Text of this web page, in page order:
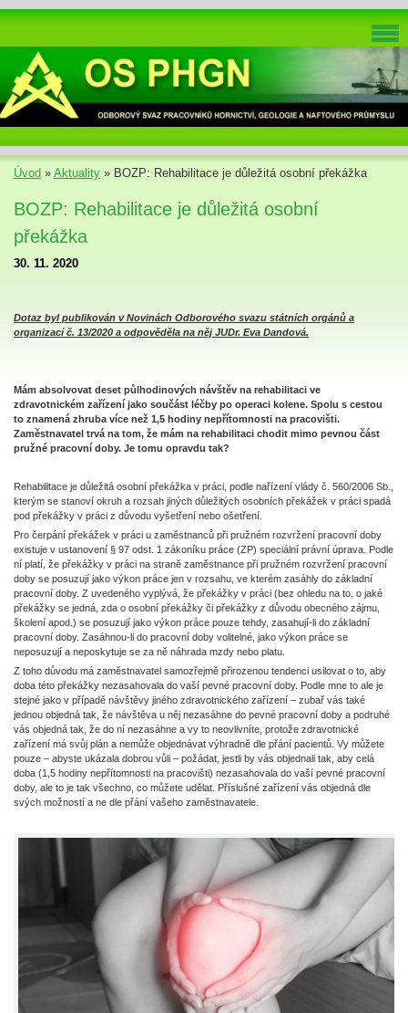
Úvod » Aktuality » BOZP: Rehabilitace je důležitá osobní překážka
BOZP: Rehabilitace je důležitá osobní
překážka
30. 11. 2020
Dotaz byl publikován v Novinách Odborového svazu státních orgánů a
organizací č. 13/2020 a odpověděla na něj JUDr. Eva Dandová.
Mám absolvovat deset půlhodinových návštěv na rehabilitaci ve
zdravotnickém zařízení jako součást léčby po operaci kolene. Spolu s cestou
to znamená zhruba více než 1,5 hodiny nepřítomnosti na pracovišti.
Zaměstnavatel trvá na tom, že mám na rehabilitaci chodit mimo pevnou část
pružné pracovní doby. Je tomu opravdu tak?
Rehabilitace je důležitá osobní překážka v práci, podle nařízení vlády č. 560/2006 Sb.,
kterým se stanoví okruh a rozsah jiných důležitých osobních překážek v práci spadá
pod překážky v práci z důvodu vyšetření nebo ošetření.
Pro čerpání překážek v práci u zaměstnanců při pružném rozvržení pracovní doby
existuje v ustanovení § 97 odst. 1 zákoníku práce (ZP) speciální právní úprava. Podle
ní platí, že překážky v práci na straně zaměstnance při pružném rozvržení pracovní
doby se posuzují jako výkon práce jen v rozsahu, ve kterém zasáhly do základní
pracovní doby. Z uvedeného vyplývá, že překážky v práci (bez ohledu na to, o jaké
překážky se jedná, zda o osobní překážky či překážky z důvodu obecného zájmu,
školení apod.) se posuzují jako výkon práce pouze tehdy, zasahují-li do základní
pracovní doby. Zasáhnou-li do pracovní doby volitelné, jako výkon práce se
neposuzují a neposkytuje se za ně náhrada mzdy nebo platu.
Z toho důvodu má zaměstnavatel samozřejmě přirozenou tendenci usilovat o to, aby
doba této překážky nezasahovala do vaší pevné pracovní doby. Podle mne to ale je
stejné jako v případě návštěvy jiného zdravotnického zařízení – zubař vás také
jednou objedná tak, že návštěva u něj nezasáhne do pevné pracovní doby a podruhé
vás objedná tak, že do ní nezasáhne a vy to neovlivníte, protože zdravotnické
zařízení má svůj plán a nemůže objednávat výhradně dle přání pacientů. Vy můžete
pouze – abyste ukázala dobrou vůli – požádat, jestli by vás objednali tak, aby celá
doba (1,5 hodiny nepřítomnosti na pracovišti) nezasahovala do vaší pevné pracovní
doby, ale to je tak všechno, co můžete udělat. Příslušné zařízení vás objedná dle
svých možností a ne dle přání vašeho zaměstnavatele.